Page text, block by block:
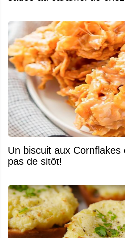
Un biscuit aux Cornflakes
pas de sitôt!